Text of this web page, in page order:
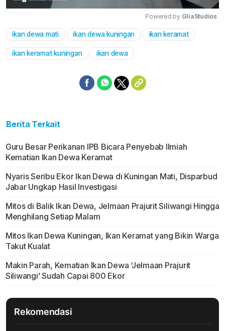
Mute
Powered by GliaStudios
ikan dewa mati ikan dewa kuningan ikan keramat
ikan keramat kuningan ikan dewa
Berita Terkait
Guru Besar Perikanan IPB Bicara Penyebab Ilmiah
Kematian Ikan Dewa Keramat
Nyaris Seribu Ekor Ikan Dewa di Kuningan Mati, Disparbud
Jabar Ungkap Hasil Investigasi
Mitos di Balik Ikan Dewa, Jelmaan Prajurit Siliwangi Hingga
Menghilang Setiap Malam
Mitos Ikan Dewa Kuningan, Ikan Keramat yang Bikin Warga
Takut Kualat
Makin Parah, Kematian Ikan Dewa ‘Jelmaan Prajurit
Siliwangi’ Sudah Capai 800 Ekor
Rekomendasi